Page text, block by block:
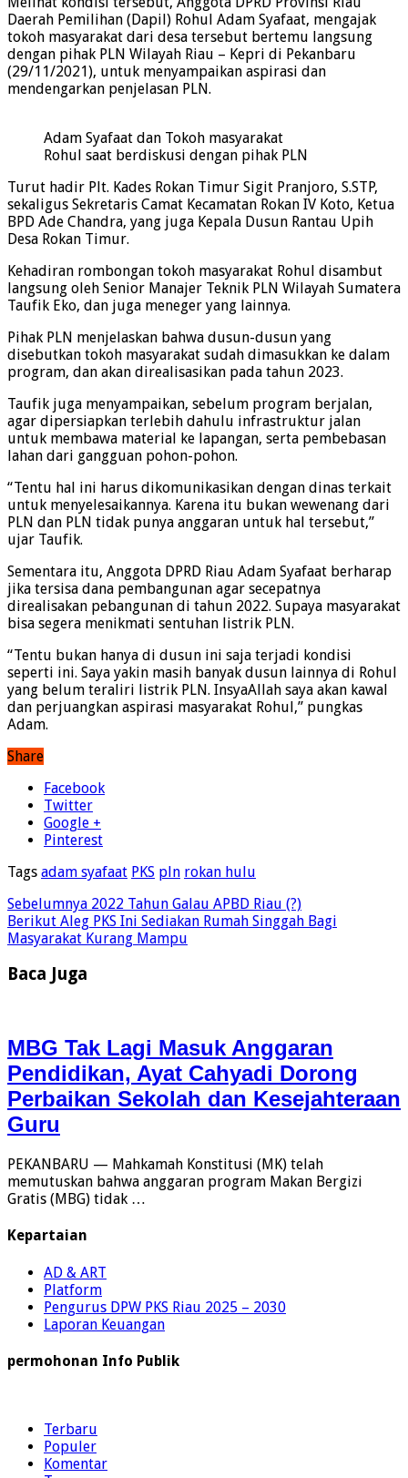
Daerah Pemilihan (Dapil) Rohul Adam Syafaat, mengajak
tokoh masyarakat dari desa tersebut bertemu langsung
dengan pihak PLN Wilayah Riau – Kepri di Pekanbaru
(29/11/2021), untuk menyampaikan aspirasi dan
mendengarkan penjelasan PLN.
Adam Syafaat dan Tokoh masyarakat
Rohul saat berdiskusi dengan pihak PLN
Turut hadir Plt. Kades Rokan Timur Sigit Pranjoro, S.STP,
sekaligus Sekretaris Camat Kecamatan Rokan IV Koto, Ketua
BPD Ade Chandra, yang juga Kepala Dusun Rantau Upih
Desa Rokan Timur.
Kehadiran rombongan tokoh masyarakat Rohul disambut
langsung oleh Senior Manajer Teknik PLN Wilayah Sumatera
Taufik Eko, dan juga meneger yang lainnya.
Pihak PLN menjelaskan bahwa dusun-dusun yang
disebutkan tokoh masyarakat sudah dimasukkan ke dalam
program, dan akan direalisasikan pada tahun 2023.
Taufik juga menyampaikan, sebelum program berjalan,
agar dipersiapkan terlebih dahulu infrastruktur jalan
untuk membawa material ke lapangan, serta pembebasan
lahan dari gangguan pohon-pohon.
“Tentu hal ini harus dikomunikasikan dengan dinas terkait
untuk menyelesaikannya. Karena itu bukan wewenang dari
PLN dan PLN tidak punya anggaran untuk hal tersebut,”
ujar Taufik.
Sementara itu, Anggota DPRD Riau Adam Syafaat berharap
jika tersisa dana pembangunan agar secepatnya
direalisakan pebangunan di tahun 2022. Supaya masyarakat
bisa segera menikmati sentuhan listrik PLN.
“Tentu bukan hanya di dusun ini saja terjadi kondisi
seperti ini. Saya yakin masih banyak dusun lainnya di Rohul
yang belum teraliri listrik PLN. InsyaAllah saya akan kawal
dan perjuangkan aspirasi masyarakat Rohul,” pungkas
Adam.
Share
Facebook
Twitter
Google +
Pinterest
Tags adam syafaat PKS pln rokan hulu
Sebelumnya 2022 Tahun Galau APBD Riau (?)
Berikut Aleg PKS Ini Sediakan Rumah Singgah Bagi
Masyarakat Kurang Mampu
Baca Juga
MBG Tak Lagi Masuk Anggaran
Pendidikan, Ayat Cahyadi Dorong
Perbaikan Sekolah dan Kesejahteraan
Guru
PEKANBARU — Mahkamah Konstitusi (MK) telah
memutuskan bahwa anggaran program Makan Bergizi
Gratis (MBG) tidak …
Kepartaian
AD & ART
Platform
Pengurus DPW PKS Riau 2025 – 2030
Laporan Keuangan
permohonan Info Publik
Terbaru
Populer
Komentar